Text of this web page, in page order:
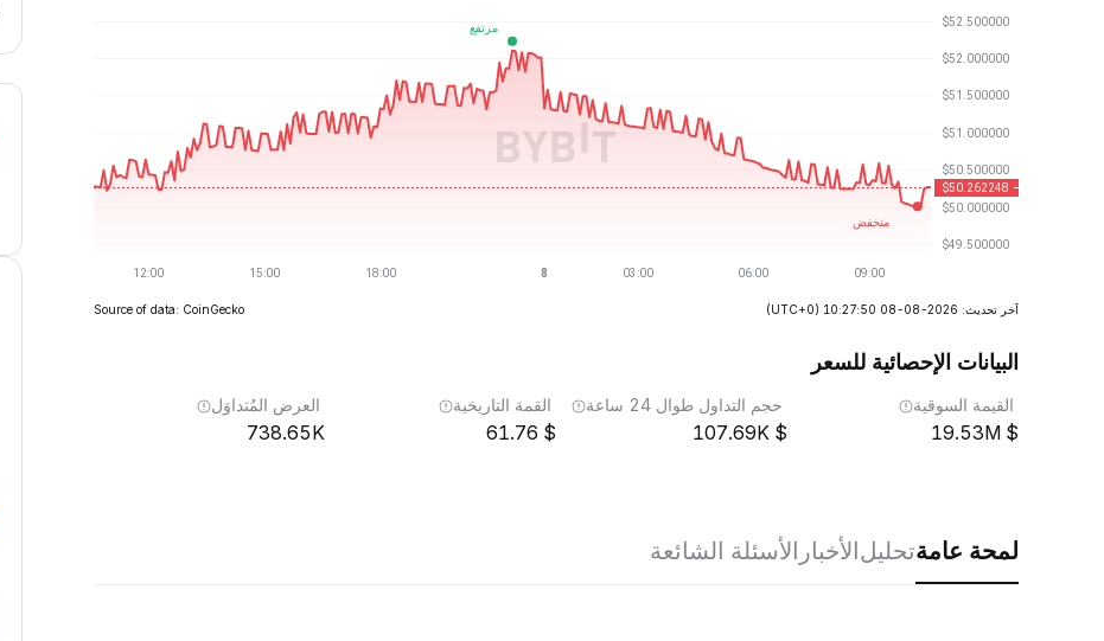
آخر تحديث: 2026-08-08 10:27:50 (UTC+0)
Source of data: CoinGecko
البيانات الإحصائية للسعر
القيمة السوقية
19.53M
حجم التداول طوال 24 ساعة
107.69K
القمة التاريخية
61.76
العرض المُتداوَل
738.65K
لمحة عامةتحليلالأخبار الأسئلة الشائعة